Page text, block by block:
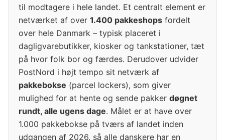
til modtagere i hele landet. Et centralt element er
netværket af over 1.400 pakkeshops fordelt
over hele Danmark – typisk placeret i
dagligvarebutikker, kiosker og tankstationer, tæt
på hvor folk bor og færdes. Derudover udvider
PostNord i højt tempo sit netværk af
pakkebokse (parcel lockers), som giver
mulighed for at hente og sende pakker døgnet
rundt, alle ugens dage. Målet er at have over
1.000 pakkebokse på tværs af landet inden
udgangen af 2026, så alle danskere har en